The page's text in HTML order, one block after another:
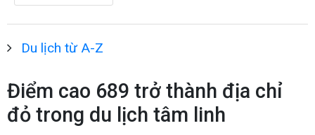
Du lịch từ A-Z
Điểm cao 689 trở thành địa chỉ
đỏ trong du lịch tâm linh